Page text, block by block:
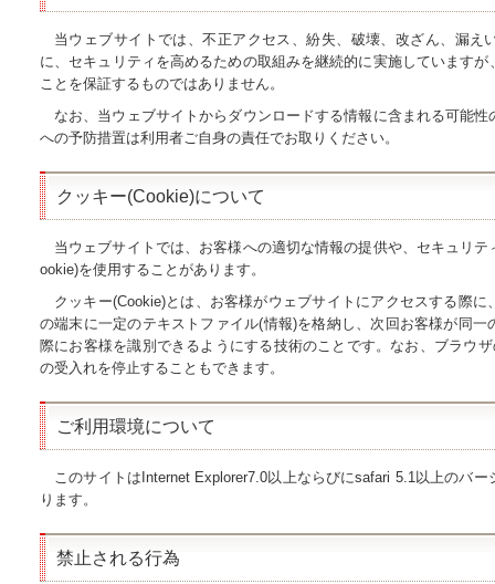
当ウェブサイトでは、不正アクセス、紛失、破壊、改ざん、漏え
に、セキュリティを高めるための取組みを継続的に実施しています
ことを保証するものではありません。
なお、当ウェブサイトからダウンロードする情報に含まれる可能
への予防措置は利用者ご自身の責任でお取りください。
クッキー(Cookie)について
当ウェブサイトでは、お客様への適切な情報の提供や、セキュリ
ookie)を使用することがあります。
クッキー(Cookie)とは、お客様がウェブサイトにアクセスする際
の端末に一定のテキストファイル(情報)を格納し、次回お客様が同一
際にお客様を識別できるようにする技術のことです。なお、ブラウ
の受入れを停止することもできます。
ご利用環境について
このサイトはInternet Explorer7.0以上ならびにsafari 5.1以上のバ
ります。
禁止される行為